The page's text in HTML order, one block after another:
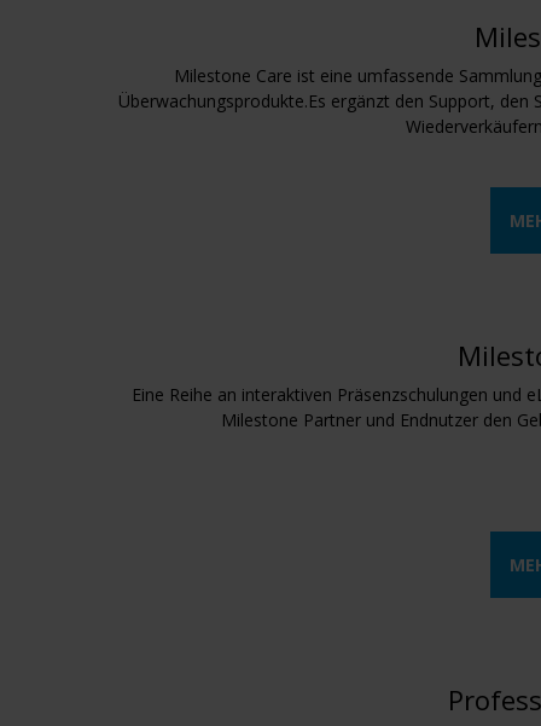
Milestone Care ist eine umfassende
Überwachungsprodukte.Es ergänzt den Support,
Eine Reihe an interaktiven Präsenzschulungen und
Milestone Partner und Endnutzer den